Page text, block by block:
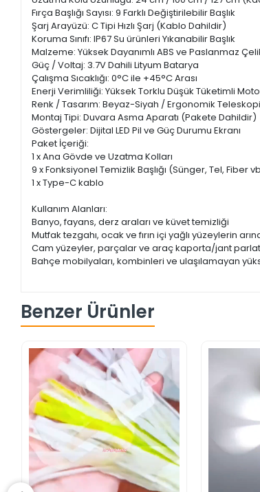
Fırça Başlığı Sayısı: 9 Farklı Değiştirilebilir Başlık
Şarj Arayüzü: C Tipi Hızlı Şarj (Kablo Dahildir)
Koruma Sınıfı: IP67 Su ürünleri Yıkanabilir Başlık
Malzeme: Yüksek Dayanımlı ABS ve Paslanmaz
Güç / Voltaj: 3.7V Dahili Lityum Batarya
Çalışma Sıcaklığı: 0°C ile +45°C Arası
Enerji Verimliliği: Yüksek Torklu Düşük Tüketimli
Renk / Tasarım: Beyaz-Siyah / Ergonomik
Montaj Tipi: Duvara Asma Aparatı (Pakete Dahildir)
Göstergeler: Dijital LED Pil ve Güç Durumu Ekranı
Paket İçeriği:
1 x Ana Gövde ve Uzatma Kolları
9 x Fonksiyonel Temizlik Başlığı (Sünger, Tel, Fiber
1 x Type-C kablo
Kullanım Alanları:
Banyo, fayans, derz araları ve küvet temizliği
Mutfak tezgahı, ocak ve fırın içi yağlı yüzeylerin
Cam yüzeyler, parçalar ve araç kaporta/jant
Bahçe mobilyaları, kombinleri ve ulaşılamayan
Benzer Ürünler